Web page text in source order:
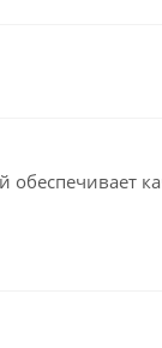
обеспечивает